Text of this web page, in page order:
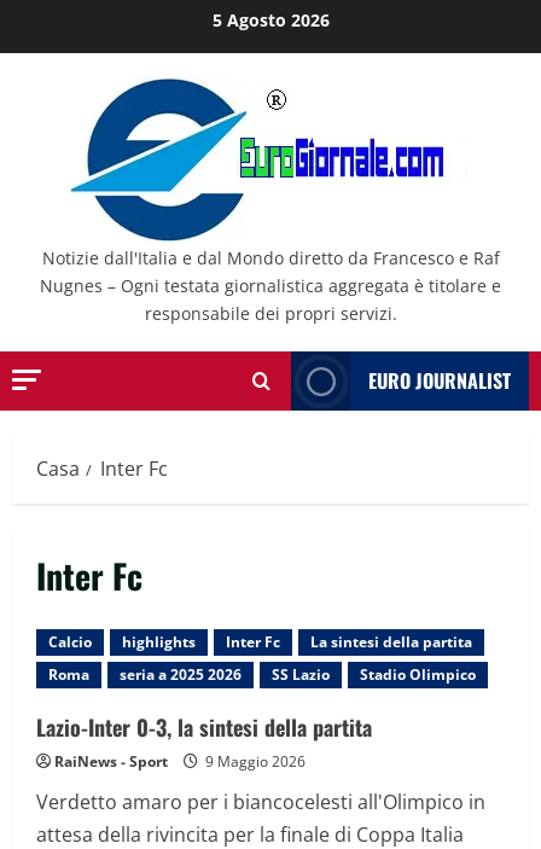
al
5 Agosto 2026
Notizie dall'Italia e dal Mondo diretto da Francesco e Raf
Nugnes – Ogni testata giornalistica aggregata è titolare e
responsabile dei propri servizi.
EURO JOURNALIST
Casa Inter Fc
Inter Fc
Calcio highlights Inter Fc
La sintesi della partita
Roma
seria a 2025 2026 SS Lazio Stadio Olimpico
Lazio-Inter 0-3, la sintesi della partita
RaiNews - Sport 9 Maggio 2026
Verdetto amaro per i biancocelesti all'Olimpico in
attesa della rivincita per la finale di Coppa Italia